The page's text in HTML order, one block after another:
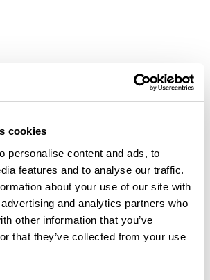
cookies
personalise content and ads, to
features and to analyse our traffic.
about your use of our site with
and analytics partners who
other information that you’ve
that they’ve collected from your use
le premier à ajouter un avis !
Ajouter un avis